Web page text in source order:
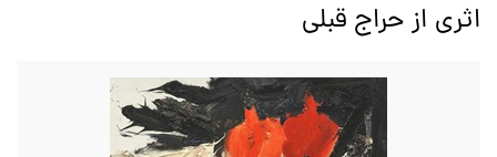
اثری از حراج قبلی